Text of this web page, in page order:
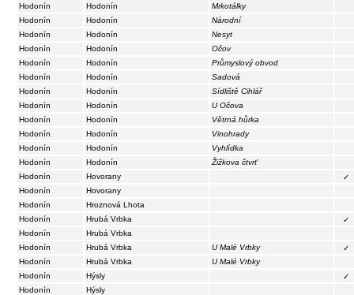
Hodonín
Hodonín
Mrkotálky
Hodonín
Hodonín
Národní
Hodonín
Hodonín
Nesyt
Hodonín
Hodonín
Očov
Hodonín
Hodonín
Průmyslový obvod
Hodonín
Hodonín
Sadová
Hodonín
Hodonín
Sídliště Cihlář
Hodonín
Hodonín
U Očova
Hodonín
Hodonín
Větrná hůrka
Hodonín
Hodonín
Vinohrady
Hodonín
Hodonín
Vyhlídka
Hodonín
Hodonín
Žižkova čtvrť
Hodonín
Hovorany
✓
Hodonín
Hovorany
Hodonín
Hroznová Lhota
Hodonín
Hrubá Vrbka
✓
Hodonín
Hrubá Vrbka
Hodonín
Hrubá Vrbka U Malé Vrbky
✓
Hodonín
Hrubá Vrbka
U Malé Vrbky
Hodonín
Hýsly
✓
Hodonín
Hýsly